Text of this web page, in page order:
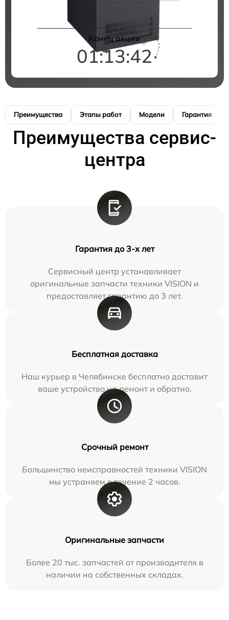
Конец акции
01:13:41
Преимущества Этапы работ Модели Гарантия
Преимущества сервис-
центра
Гарантия до 3-х лет
Сервисный центр устанавливает
оригинальные запчасти техники VISION и
предоставляет гарантию до 3 лет.
Бесплатная доставка
Наш курьер в Челябинске бесплатно доставит
ваше устройство на ремонт и обратно.
Срочный ремонт
Большинство неисправностей техники VISION
мы устраняем в течение 2 часов.
Оригинальные запчасти
Более 20 тыс. запчастей от производителя в
наличии на собственных складах.